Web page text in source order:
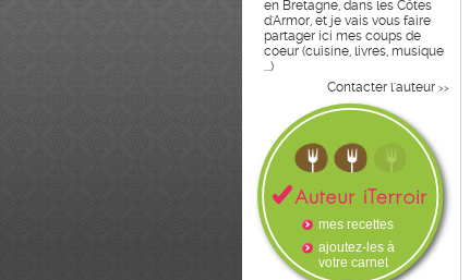
en Bretagne, dans les Côtes
d'Armor, et je vais vous faire
partager ici mes coups de
coeur (cuisine, livres, musique
...)
Contacter l'auteur >>
mes recettes
ajoutez-les à
votre carnet